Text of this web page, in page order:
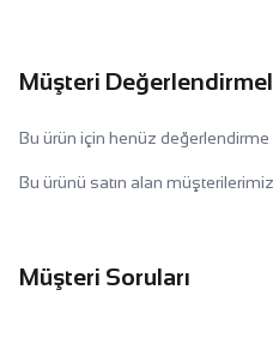
Müşteri
Bu ürün için henüz değerlendirme
Bu ürünü satın alan
Müşteri Soruları